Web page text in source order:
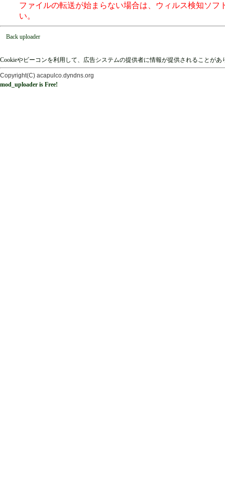
ファイルの転送が始まらない場合は、ウィルス検知ソ
い。
Back uploader
Cookieやビーコンを利用して、広告システムの提供者に情報が提供されることが
Copyright(C) acapulco.dyndns.org
mod_uploader is Free!